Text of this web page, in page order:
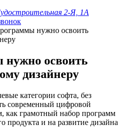
2-Я, 1А
нужно освоить
освоить
дизайнеру
категории софта, без
современный цифровой
как грамотный набор программ
продукта и на развитие дизайна